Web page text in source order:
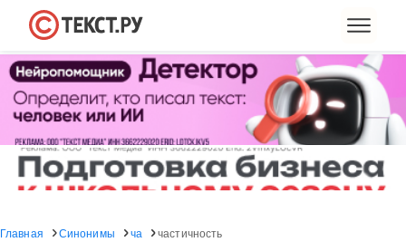
Главная Синонимы ча частичность